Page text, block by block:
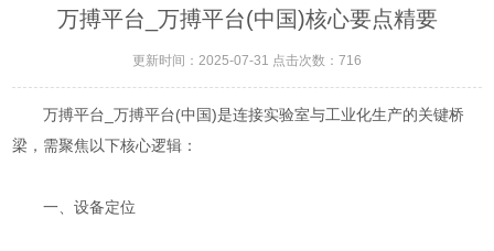
万搏平台_万搏平台(中国)核心要点精要
更新时间：2025-07-31 点击次数：716
万搏平台_万搏平台(中国)是连接实验室与工业化生产的关键桥
梁，需聚焦以下核心逻辑：
​​一、设备定位​